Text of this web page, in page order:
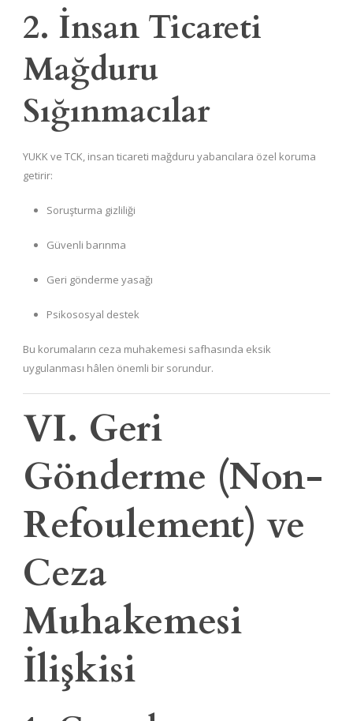
2. İnsan Ticareti
Mağduru
Sığınmacılar
YUKK ve TCK, insan ticareti mağduru yabancılara özel koruma
getirir:
Soruşturma gizliliği
Güvenli barınma
Geri gönderme yasağı
Psikososyal destek
Bu korumaların ceza muhakemesi safhasında eksik
uygulanması hâlen önemli bir sorundur.
VI. Geri
Gönderme (Non-
Refoulement) ve
Ceza
Muhakemesi
İlişkisi